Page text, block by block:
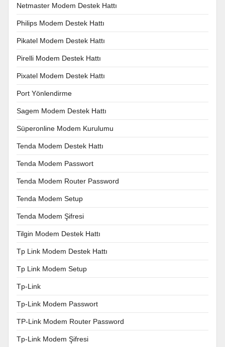
Netmaster Modem Destek Hattı
Philips Modem Destek Hattı
Pikatel Modem Destek Hattı
Pirelli Modem Destek Hattı
Pixatel Modem Destek Hattı
Port Yönlendirme
Sagem Modem Destek Hattı
Süperonline Modem Kurulumu
Tenda Modem Destek Hattı
Tenda Modem Passwort
Tenda Modem Router Password
Tenda Modem Setup
Tenda Modem Şifresi
Tilgin Modem Destek Hattı
Tp Link Modem Destek Hattı
Tp Link Modem Setup
Tp-Link
Tp-Link Modem Passwort
TP-Link Modem Router Password
Tp-Link Modem Şifresi